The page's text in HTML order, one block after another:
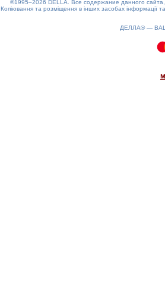
©1995–2026 DELLA. Все содержание данного
Копіювання та розміщення в інших засобах інформації
ДЕЛЛА® —